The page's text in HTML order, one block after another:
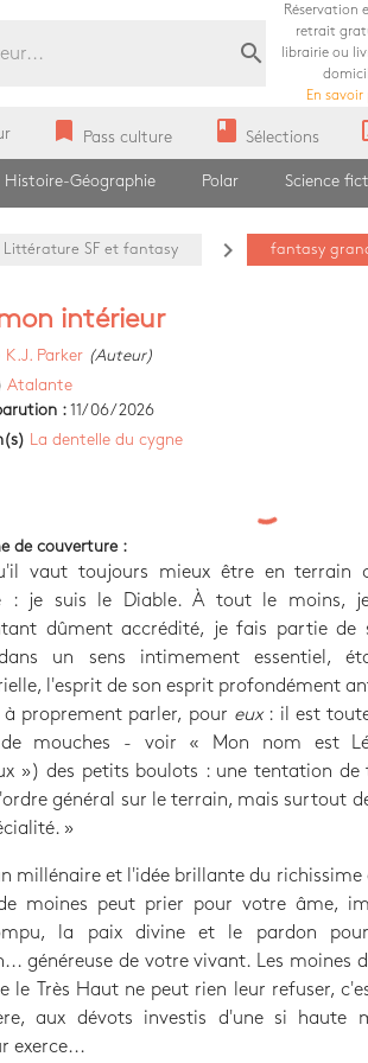
search
Réservation
retrait
librairie ou
En savoir
bookmark Pass culture book Sélections
Histoire-Géographie Polar Science
Littérature SF et fantasy navigate_next fantasy
intérieur
K.J. Parker (Auteur)
Atalante
: 11/06/2026
La dentelle du cygne
de couverture :
vaut toujours mieux être en terrain
: je suis le Diable. À tout le moins,
dûment accrédité, je fais partie
un sens intimement essentiel,
l'esprit de son esprit profondément
proprement parler, pour eux : il est
de mouches - voir « Mon nom est
») des petits boulots : une tentation de
général sur le terrain, mais surtout
»
millénaire et l'idée brillante du richissime
moines peut prier pour votre âme,
la paix divine et le pardon
généreuse de votre vivant. Les moines
le Très Haut ne peut rien leur refuser,
aux dévots investis d'une si haute
exerce...